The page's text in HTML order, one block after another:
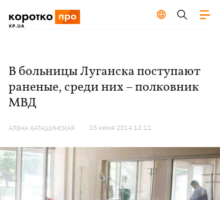
В больницы Луганска поступают
раненые, среди них – полковник
МВД
АЛЕНА КАТАШИНСКАЯ 15 июня 2014 12:11